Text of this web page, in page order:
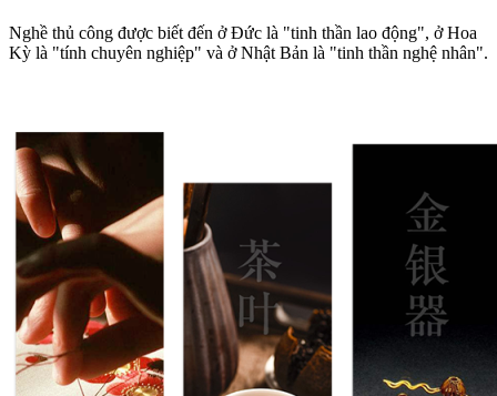
Nghề thủ công được biết đến ở Đức là "tinh thần lao động", ở Hoa
Kỳ là "tính chuyên nghiệp" và ở Nhật Bản là "tinh thần nghệ nhân".